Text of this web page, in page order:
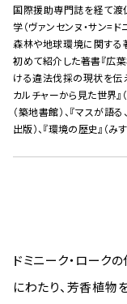
国際援助専門誌を経て渡
学（ヴァンセンヌ・サン=
森林や地球環境に関する
初めて紹介した著書『広
ける違法伐採の現状を伝
カルチャーから見た世界』
（築地書館）、『マスが語
出版）、『環境の歴史』（み
ドミニーク・ローク
にわたり、芳香植